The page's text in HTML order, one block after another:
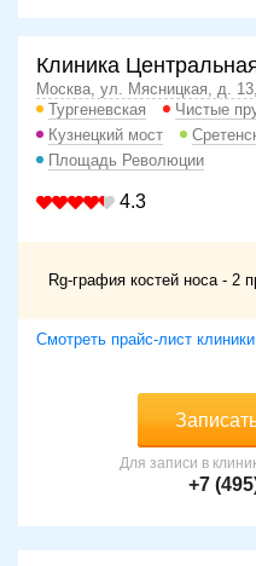
Клиника
Москва, ул. Мясницкая, д.
Тургеневская
Чистые
Кузнецкий мост
Площадь Революции
4.3
Rg-графия костей носа - 2
Смотреть прайс-лист
Для записи в
+7